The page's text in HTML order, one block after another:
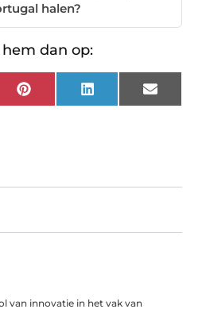
halen?
dan op:
Pinterest LinkedIn Email
van innovatie in het vak van